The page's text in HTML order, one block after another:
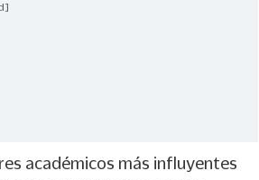
académicos más influyentes